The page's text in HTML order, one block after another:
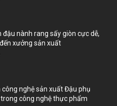
đậu nành rang sấy giòn cực dễ,
xưởng sản xuất
công nghệ sản xuất Đậu phụ
công nghệ thực phẩm